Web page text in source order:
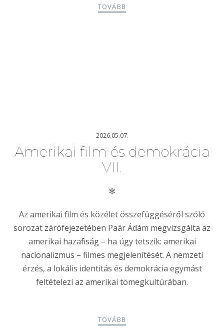
TOVÁBB
2026.05.07.
Amerikai film és demokrácia
VII.
✻
Az amerikai film és közélet összefüggéséről szóló
sorozat zárófejezetében Paár Ádám megvizsgálta az
amerikai hazafiság – ha úgy tetszik: amerikai
nacionalizmus – filmes megjelenítését. A nemzeti
érzés, a lokális identitás és demokrácia egymást
feltételezi az amerikai tömegkultúrában.
TOVÁBB